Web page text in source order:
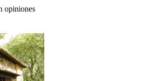
opiniones